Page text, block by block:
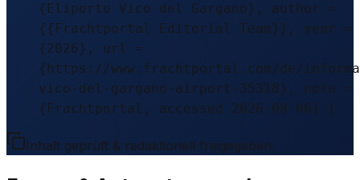
{Eliporto Vico del Gargano}, author =
{{Frachtportal Editorial Team}}, year =
{2026}, url =
{https://www.frachtportal.com/de/
vico-del-gargano-airport-35318}, note =
{Frachtportal, accessed 2026-08-06} }
Inhalt geprüft & redaktionell freigegeben.